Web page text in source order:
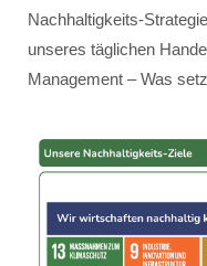
Nachhaltigkeits-
unseres täglichen
Management – Was